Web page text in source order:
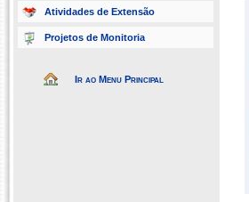
Atividades de Extensão
Projetos de Monitoria
Ir ao Menu Principal